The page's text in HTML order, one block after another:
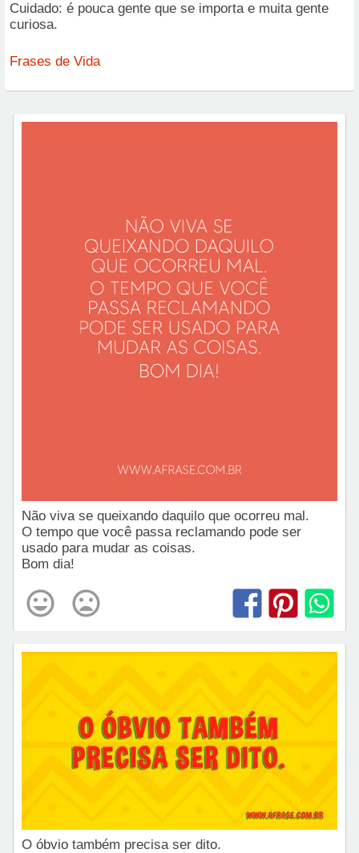
Cuidado: é pouca gente que se importa e muita gente
curiosa.
Frases de Vida
Não viva se queixando daquilo que ocorreu mal.
O tempo que você passa reclamando pode ser
usado para mudar as coisas.
Bom dia!
O óbvio também precisa ser dito.